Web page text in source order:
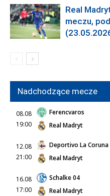
Real
meczu,
Nadchodzące mecze
08.08
19:00
Ferencvaros
Real Madryt
12.08
21:00
Deportivo La Coruna
Real Madryt
16.08
17:00
Schalke 04
Real Madryt